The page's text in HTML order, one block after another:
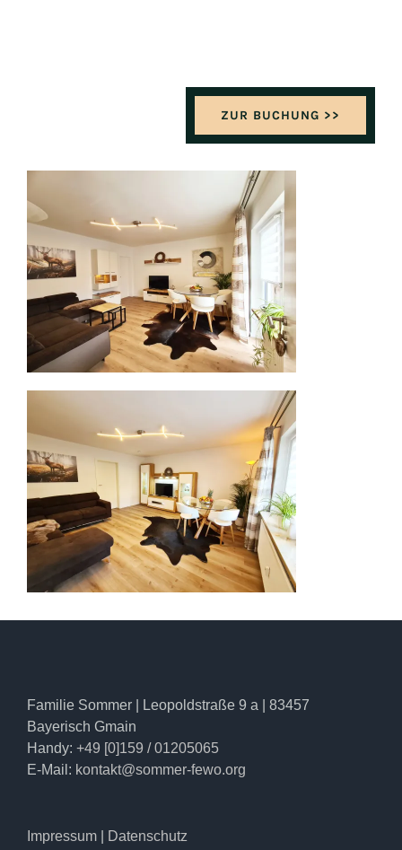
ZUR BUCHUNG >>
Familie Sommer | Leopoldstraße 9 a | 83457
Bayerisch Gmain
Handy: +49 [0]159 / 01205065
E-Mail: kontakt@sommer-fewo.org
Impressum Datenschutz